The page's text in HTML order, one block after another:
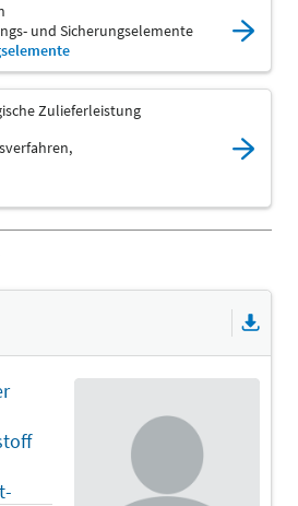
und Sicherungselemente
Zulieferleistung